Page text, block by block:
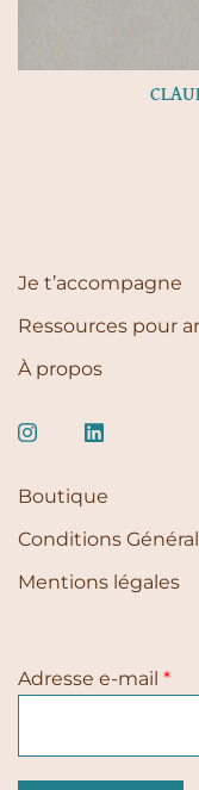
Je t’accompagne
Ressources pour
À propos
Boutique
Conditions
Mentions légales
Adresse e-mail *